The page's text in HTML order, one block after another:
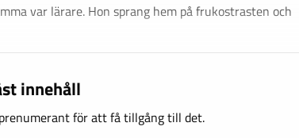
var lärare. Hon sprang hem på frukostrasten och
innehåll
för att få tillgång till det.